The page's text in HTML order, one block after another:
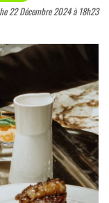
22 Décembre 2024 à 18h23